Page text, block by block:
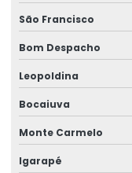
Produção De Rótulos
Produção Em
Ribbon
São Francisco
Bom Despacho
Leopoldina
Bocaiuva
Monte Carmelo
Igarapé